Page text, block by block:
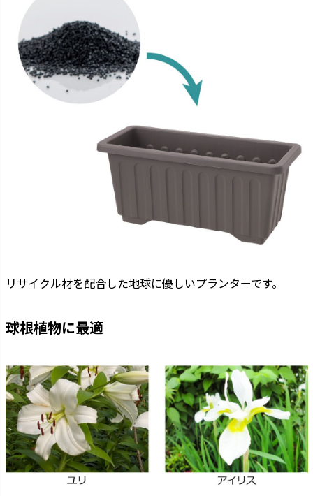
リサイクル材を配合した地球に優しいプランターです。
球根植物に最適